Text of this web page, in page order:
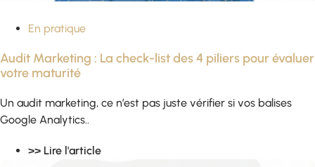
En pratique
Audit Marketing : La check-list des 4 piliers pour évaluer
votre maturité
Un audit marketing, ce n’est pas juste vérifier si vos balises
Google Analytics..
>> Lire l'article